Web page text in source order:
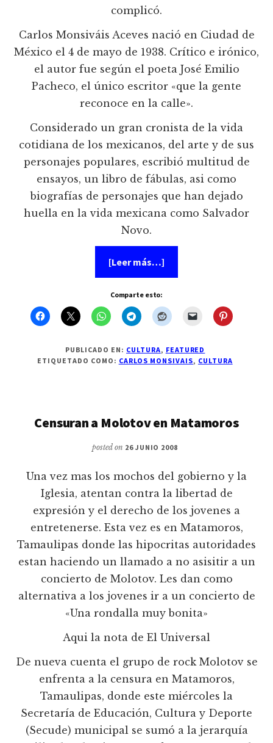
complicó.
Carlos Monsiváis Aceves nació en Ciudad de
México el 4 de mayo de 1938. Crítico e irónico,
el autor fue según el poeta José Emilio
Pacheco, el único escritor «que la gente
reconoce en la calle».
Considerado un gran cronista de la vida
cotidiana de los mexicanos, del arte y de sus
personajes populares, escribió multitud de
ensayos, un libro de fábulas, asi como
biografías de personajes que han dejado
huella en la vida mexicana como Salvador
Novo.
[Leer más…]
Muere
y
polemico
escritor
Monsivais
Comparte esto:
PUBLICADO EN: CULTURA, FEATURED
ETIQUETADO COMO: CARLOS MONSIVAIS, CULTURA
Censuran a Molotov en Matamoros
posted on 26 JUNIO 2008
Una vez mas los mochos del gobierno y la
Iglesia, atentan contra la libertad de
expresión y el derecho de los jovenes a
entretenerse. Esta vez es en Matamoros,
Tamaulipas donde las hipocritas autoridades
estan haciendo un llamado a no asisitir a un
concierto de Molotov. Les dan como
alternativa a los jovenes ir a un concierto de
«Una rondalla muy bonita»
Aqui la nota de El Universal
De nueva cuenta el grupo de rock Molotov se
enfrenta a la censura en Matamoros,
Tamaulipas, donde este miércoles la
Secretarí­a de Educación, Cultura y Deporte
(Secude) municipal se sumó a la jerarquí­a